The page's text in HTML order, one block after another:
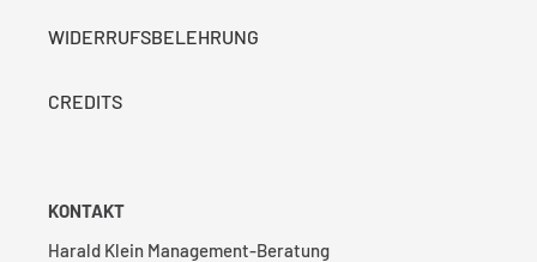
WIDERRUFSBELEHRUNG
CREDITS
KONTAKT
Harald Klein Management-Beratung